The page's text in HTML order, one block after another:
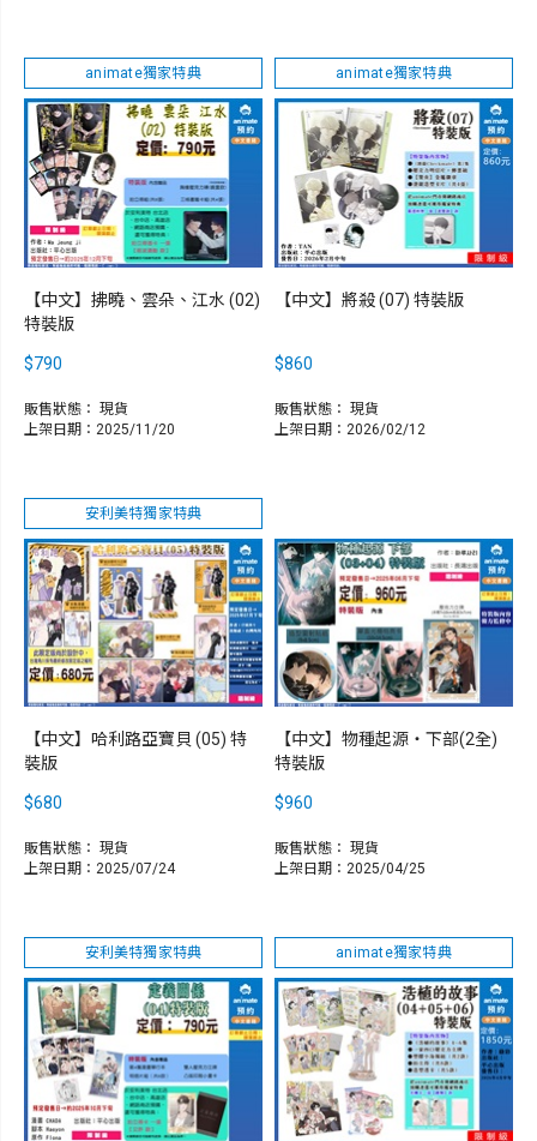
animate獨家特典
【中文】拂曉、雲朵、江水 (02)
特裝版
$790
販售狀態： 現貨
上架日期：2025/11/20
animate獨家特典
【中文】將殺 (07) 特裝版
$860
販售狀態： 現貨
上架日期：2026/02/12
安利美特獨家特典
【中文】哈利路亞寶貝 (05) 特
裝版
$680
販售狀態： 現貨
上架日期：2025/07/24
【中文】物種起源‧下部(2全)
特裝版
$960
販售狀態： 現貨
上架日期：2025/04/25
安利美特獨家特典 animate獨家特典